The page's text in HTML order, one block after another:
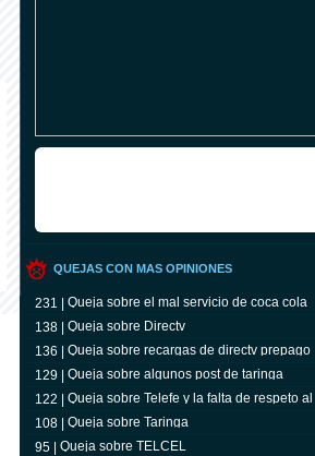
QUEJAS CON MAS OPINIONES
231 | Queja sobre el mal servicio de coca cola
138 | Queja sobre Directv
136 | Queja sobre recargas de directv prepago
129 | Queja sobre algunos post de taringa
122 | Queja sobre Telefe y la falta de respeto al
televidente
108 | Queja sobre Taringa
95 | Queja sobre TELCEL